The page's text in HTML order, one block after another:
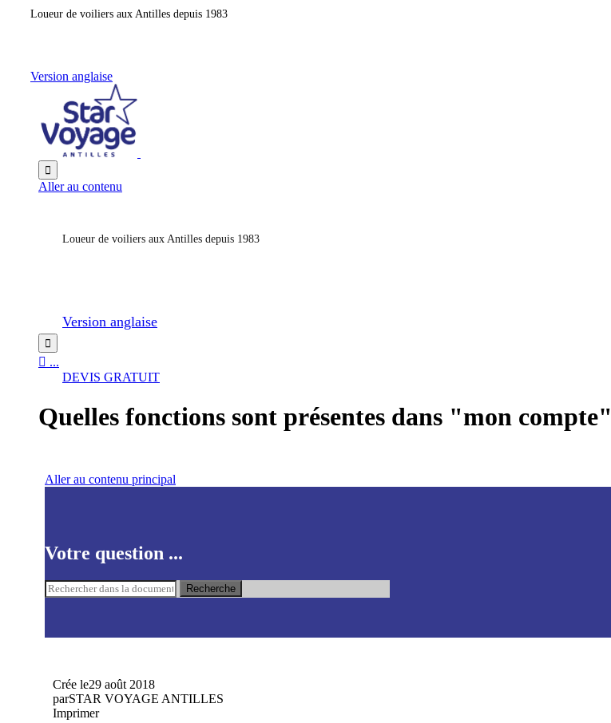
Loueur de voiliers aux Antilles depuis 1983
Version anglaise

Aller au contenu
Loueur de voiliers aux Antilles depuis 1983
Version anglaise

 ...
DEVIS GRATUIT
Quelles fonctions sont présentes dans "mon compte"
Aller au contenu principal
Votre question ...
Recherche
Crée le29 août 2018
parSTAR VOYAGE ANTILLES
Imprimer